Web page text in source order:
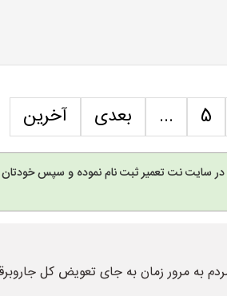
5
... بعدی آخرین
سایت نت تعمیر ثبت نام نموده و سپس خودتان
به مرور زمان به جای تعویض کل